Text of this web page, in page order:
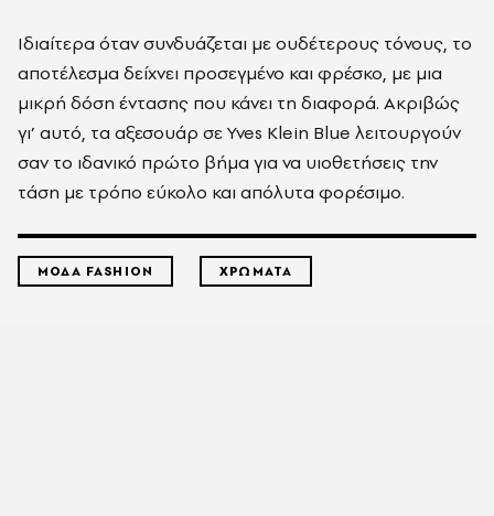
Ιδιαίτερα όταν συνδυάζεται με ουδέτερους τόνους, το
αποτέλεσμα δείχνει προσεγμένο και φρέσκο, με μια
μικρή δόση έντασης που κάνει τη διαφορά. Ακριβώς
γι’ αυτό, τα αξεσουάρ σε Yves Klein Blue λειτουργούν
σαν το ιδανικό πρώτο βήμα για να υιοθετήσεις την
τάση με τρόπο εύκολο και απόλυτα φορέσιμο.
ΜΟΔΑ FASHION ΧΡΩΜΑΤΑ